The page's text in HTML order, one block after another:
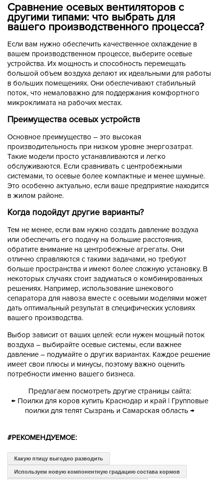
Сравнение осевых вентиляторов с
другими типами: что выбрать для
вашего производственного процесса?
Если вам нужно обеспечить качественное охлаждение в
вашем производственном процессе, выберите осевые
устройства. Их мощность и способность перемещать
большой объем воздуха делают их идеальными для работы
в больших помещениях. Они обеспечивают стабильный
поток, что немаловажно для поддержания комфортного
микроклимата на рабочих местах.
Преимущества осевых устройств
Основное преимущество – это высокая
производительность при низком уровне энергозатрат.
Такие модели просто устанавливаются и легко
обслуживаются. Если сравнивать с центробежными
системами, то осевые более компактные и менее шумные.
Это особенно актуально, если ваше предприятие находится
в жилом районе.
Когда подойдут другие варианты?
Тем не менее, если вам нужно создать давление воздуха
или обеспечить его подачу на большие расстояния,
обратите внимание на центробежные агрегаты. Они
отлично справляются с такими задачами, но требуют
больше пространства и имеют более сложную установку. В
некоторых случаях стоит задуматься о комбинированных
решениях. Например, использование шнекового
сепаратора для навоза вместе с осевыми моделями может
дать оптимальный результат в специфических условиях
вашего производства.
Выбор зависит от ваших целей: если нужен мощный поток
воздуха – выбирайте осевые системы, если важнее
давление – подумайте о других вариантах. Каждое решение
имеет свои плюсы и минусы, поэтому важно оценить
потребности именно вашего бизнеса.
Предлагаем посмотреть другие страницы сайта:
← Поилки для коров купить Краснодар и край| Групповые
поилки для телят Сызрань и Самарская область →
#РЕКОМЕНДУЕМОЕ:
Какую птицу выгодно разводить
Используем новую компонентную градацию состава кормов